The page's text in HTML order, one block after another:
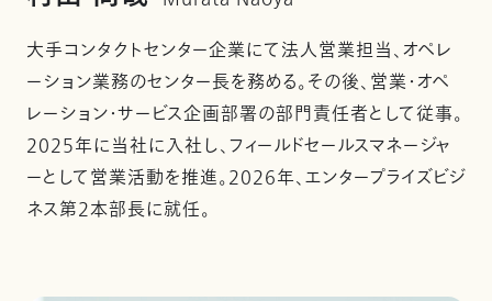
大手コンタクトセンター企業にて法人営業担当、オペレ
ーション業務のセンター長を務める。その後、営業・オペ
レーション・サービス企画部署の部門責任者として従事。
2025年に当社に入社し、フィールドセールスマネージャ
ーとして営業活動を推進。2026年、エンタープライズビジ
ネス第2本部長に就任。